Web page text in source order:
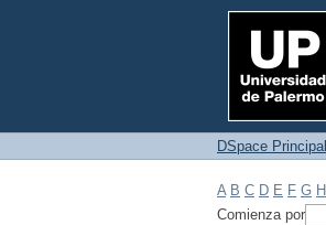
Filtrar
DSpace Principal
A B C D E F G H
Comienza por